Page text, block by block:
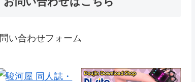
問い合わせフォーム